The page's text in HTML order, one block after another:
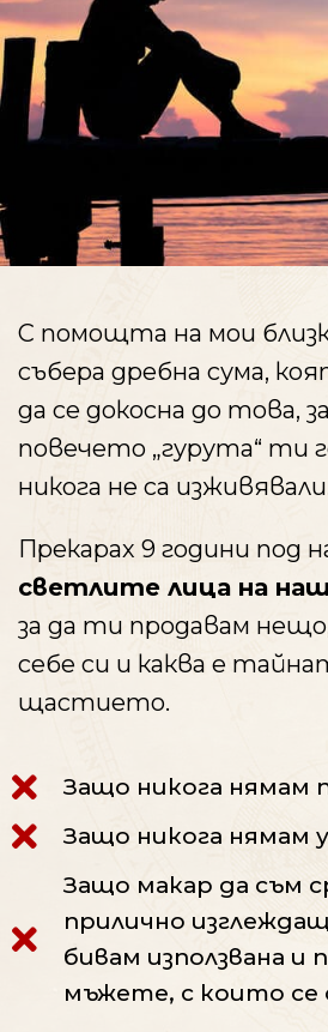
С помощта на мои
събера дребна сума,
да се докосна до това,
повечето „гурута“ ти
никога не са
Прекарах 9 години под
светлите лица на
за да ти продавам нещо,
себе си и каква е
щастието.
Защо никога нямам
Защо никога нямам
Защо макар да съм
прилично
бивам използвана
мъжете, с които се